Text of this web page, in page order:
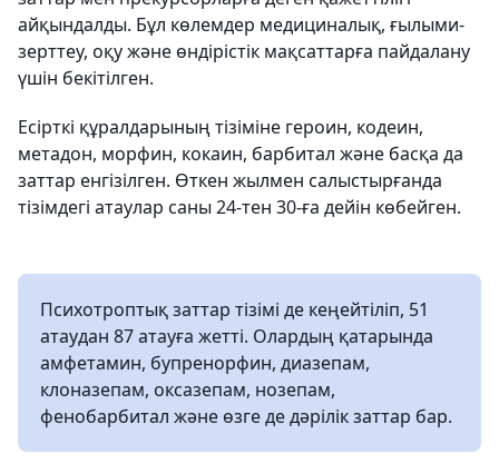
айқындалды. Бұл көлемдер медициналық, ғылыми-
зерттеу, оқу және өндірістік мақсаттарға пайдалану
үшін бекітілген.
Есірткі құралдарының тізіміне героин, кодеин,
метадон, морфин, кокаин, барбитал және басқа да
заттар енгізілген. Өткен жылмен салыстырғанда
тізімдегі атаулар саны 24-тен 30-ға дейін көбейген.
Психотроптық заттар тізімі де кеңейтіліп, 51
атаудан 87 атауға жетті. Олардың қатарында
амфетамин, бупренорфин, диазепам,
клоназепам, оксазепам, нозепам,
фенобарбитал және өзге де дәрілік заттар бар.